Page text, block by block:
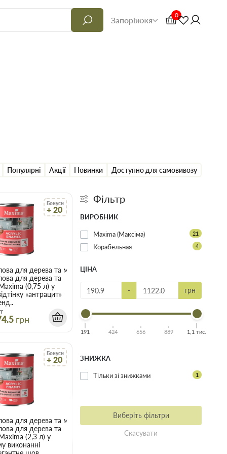
Запоріжжя
0
Популярні Акції Новинки Доступно для самовивозу
ТМ Maxima
Бонуси
+ 20
для дерева та металу, 0,75 л, антрацит, шовковисто-матове
для дерева та
(0,75 л) у
«антрацит»
грн
кавун, шовковисто-матовий, ТМ Maxima
Бонуси
+ 20
для дерева та металу, 2,3 л, біла, шовковисто-матове
для дерева та
(2,3 л) у
виконанні
Фільтр
ВИРОБНИК
Maxima (Максіма) 21
Корабельная 4
ЦІНА
- грн
191 424 656 889 1,1 тис.
ЗНИЖКА
Тільки зі знижками 1
Скасувати
Виберіть фільтри